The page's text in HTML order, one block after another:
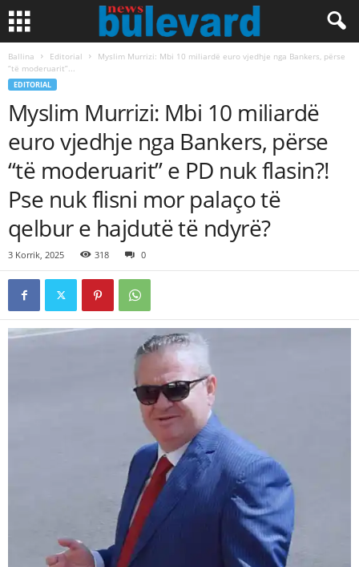
Ballina Editorial
Myslim Murrizi: Mbi 10 miliardë euro vjedhje nga Bankers, përse
“të moderuarit”...
EDITORIAL
Myslim Murrizi: Mbi 10 miliardë
euro vjedhje nga Bankers, përse
“të moderuarit” e PD nuk flasin?!
Pse nuk flisni mor palaço të
qelbur e hajdutë të ndyrë?
3 Korrik, 2025 318 0